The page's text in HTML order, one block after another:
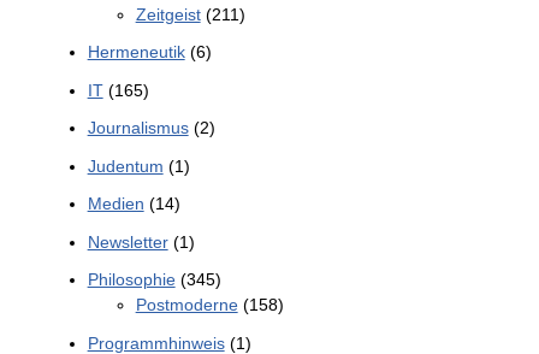
Zeitgeist(211)
Hermeneutik(6)
IT(165)
Journalismus(2)
Judentum (1)
Medien (14)
Newsletter(1)
Philosophie(345)
Postmoderne(158)
Programmhinweis(1)